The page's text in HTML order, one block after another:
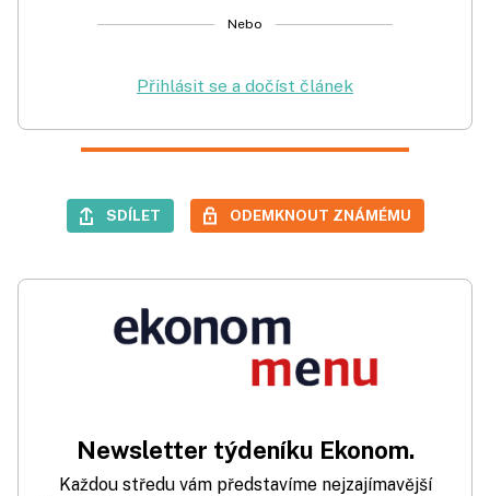
Nebo
Přihlásit se a dočíst článek
SDÍLET ODEMKNOUT ZNÁMÉMU
Newsletter týdeníku Ekonom.
Každou středu vám představíme nejzajímavější